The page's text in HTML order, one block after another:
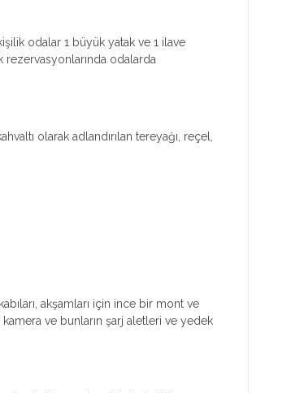
odalar 1 büyük yatak ve 1 ilave
rezervasyonlarında odalarda
olarak adlandırılan tereyağı, reçel,
akşamları için ince bir mont ve
ve bunların şarj aletleri ve yedek